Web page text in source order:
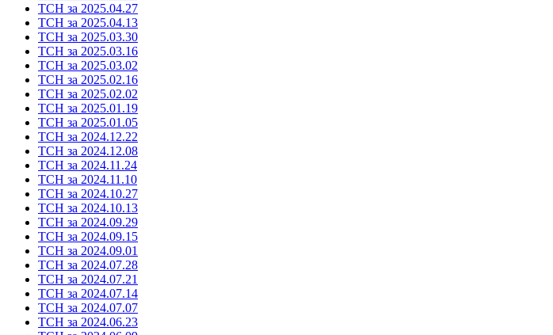
ТСН за 2025.04.27
ТСН за 2025.04.13
ТСН за 2025.03.30
ТСН за 2025.03.16
ТСН за 2025.03.02
ТСН за 2025.02.16
ТСН за 2025.02.02
ТСН за 2025.01.19
ТСН за 2025.01.05
ТСН за 2024.12.22
ТСН за 2024.12.08
ТСН за 2024.11.24
ТСН за 2024.11.10
ТСН за 2024.10.27
ТСН за 2024.10.13
ТСН за 2024.09.29
ТСН за 2024.09.15
ТСН за 2024.09.01
ТСН за 2024.07.28
ТСН за 2024.07.21
ТСН за 2024.07.14
ТСН за 2024.07.07
ТСН за 2024.06.23